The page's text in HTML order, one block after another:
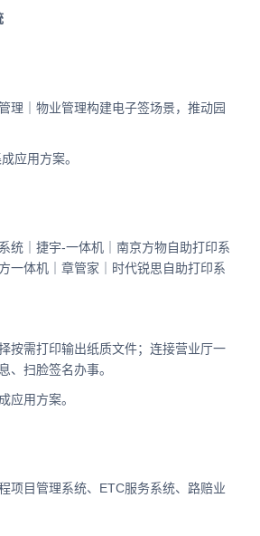
理｜物业管理构建电子签场景，推动园
应用方案。
统｜捷宇-一体机｜南京方物自助打印系
一体机｜章管家｜时代锐思自助打印系
按需打印输出纸质文件；连接营业厅一
、扫脸签名办事。
应用方案。
项目管理系统、ETC服务系统、路赔业